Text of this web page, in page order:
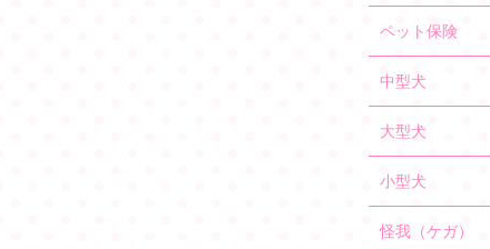
ペット保険
中型犬
大型犬
小型犬
怪我（ケガ）